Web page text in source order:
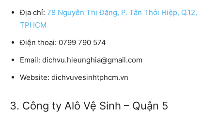
Địa chỉ: 78 Nguyễn Thị Đặng, P. Tân Thới Hiệp, Q.12,
TPHCM
Điện thoại: 0799 790 574
Email: dichvu.hieunghia@gmail.com
Website: dichvuvesinhtphcm.vn
3. Công ty Alô Vệ Sinh – Quận 5